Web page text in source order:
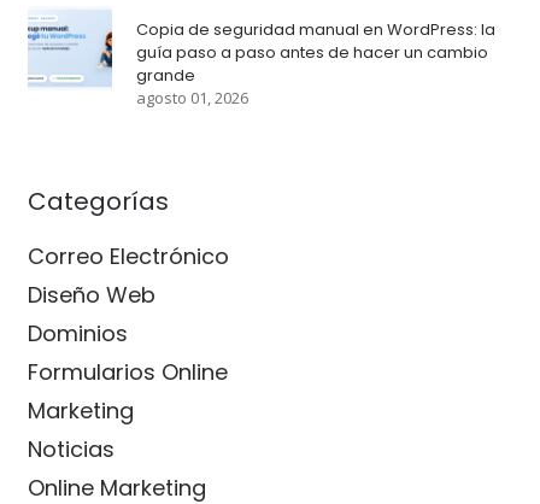
Copia de seguridad manual en WordPress: la
guía paso a paso antes de hacer un cambio
grande
agosto 01, 2026
Categorías
Correo Electrónico
Diseño Web
Dominios
Formularios Online
Marketing
Noticias
Online Marketing